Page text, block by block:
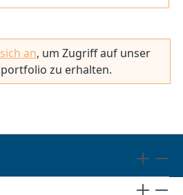
an, um Zugriff auf unser
zu erhalten.